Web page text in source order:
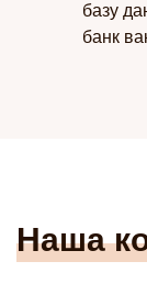
базу
банк
Наша